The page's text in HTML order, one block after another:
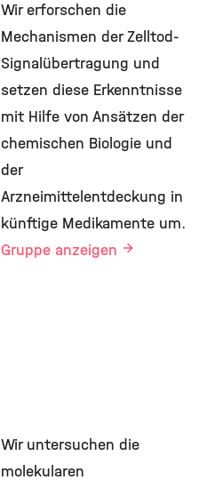
Wir erforschen die
Mechanismen der Zelltod-
Signalübertragung und
setzen diese Erkenntnisse
mit Hilfe von Ansätzen der
chemischen Biologie und
der
Arzneimittelentdeckung in
künftige Medikamente um.
Gruppe anzeigen
Wir untersuchen die
molekularen